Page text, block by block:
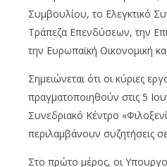
Συμβουλίου, το Ελεγκτικό
Τράπεζα Επενδύσεων, την
την Ευρωπαϊκή Οικονομική
Σημειώνεται ότι οι κύριες
πραγματοποιηθούν στις 5
Συνεδριακό Κέντρο
περιλαμβάνουν συζητήσεις
Στο πρώτο μέρος, οι